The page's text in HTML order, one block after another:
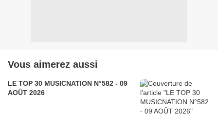
Vous aimerez aussi
LE TOP 30 MUSICNATION N°582 - 09
AOÛT 2026